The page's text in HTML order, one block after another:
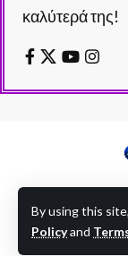
By using this
Policyand
καλύτερά της!